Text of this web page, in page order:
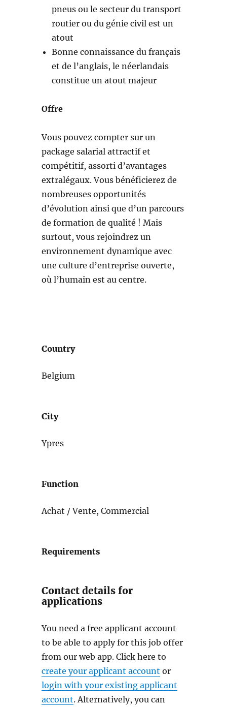
pneus ou le secteur du transport
routier ou du génie civil est un
atout
Bonne connaissance du français
et de l’anglais, le néerlandais
constitue un atout majeur
Offre
Vous pouvez compter sur un
package salarial attractif et
compétitif, assorti d’avantages
extralégaux. Vous bénéficierez de
nombreuses opportunités
d’évolution ainsi que d’un parcours
de formation de qualité ! Mais
surtout, vous rejoindrez un
environnement dynamique avec
une culture d’entreprise ouverte,
où l’humain est au centre.
Country
Belgium
City
Ypres
Function
Achat / Vente, Commercial
Requirements
Contact details for
applications
You need a free applicant account
to be able to apply for this job offer
from our web app. Click here to
create your applicant account or
login with your existing applicant
account. Alternatively, you can